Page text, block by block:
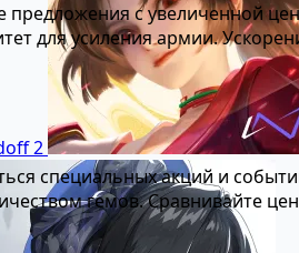
2
с увеличенной
для усиления армии.
специальных акций и
гемов. Сравнивайте